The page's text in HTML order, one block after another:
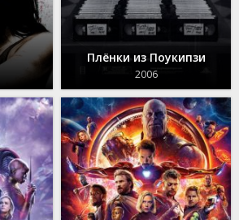
Плёнки из Поукипзи
2006